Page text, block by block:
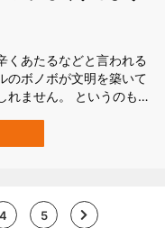
くあたるなどと言われる
のボノボが文明を築いて
れません。 というのも、
す。 オランダのライデン
では、このボノボの奇妙
4 5